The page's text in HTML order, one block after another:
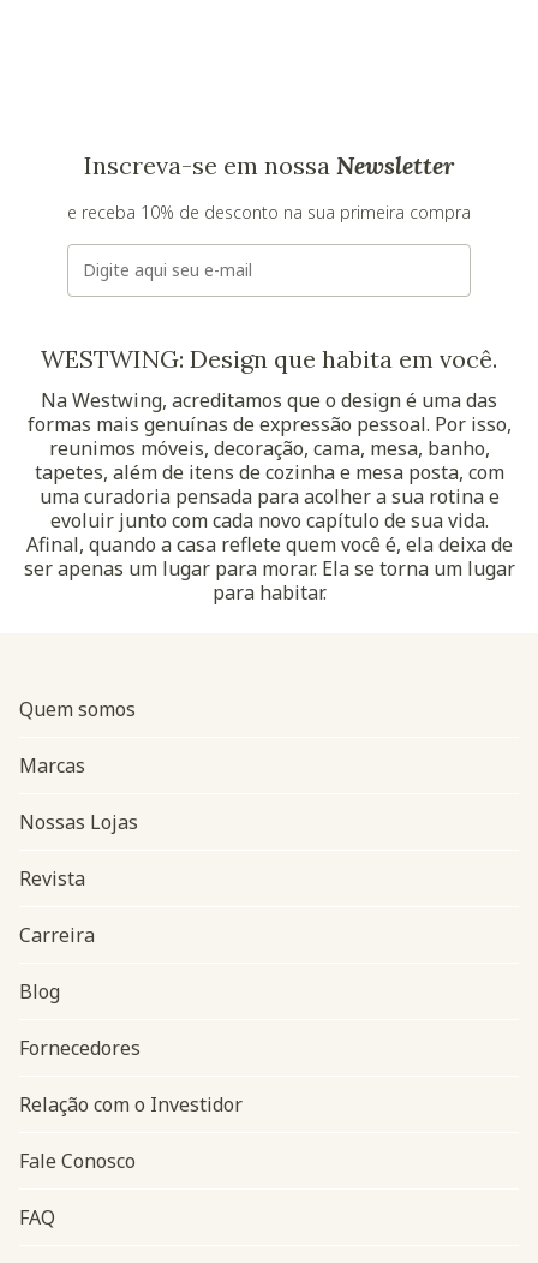
Inscreva-se em nossa Newsletter
e receba 10% de desconto na sua primeira compra
E-mail
WESTWING: Design que habita em você.
Na Westwing, acreditamos que o design é uma das
formas mais genuínas de expressão pessoal. Por isso,
reunimos móveis, decoração, cama, mesa, banho,
tapetes, além de itens de cozinha e mesa posta, com
uma curadoria pensada para acolher a sua rotina e
evoluir junto com cada novo capítulo de sua vida.
Afinal, quando a casa reflete quem você é, ela deixa de
ser apenas um lugar para morar. Ela se torna um lugar
para habitar.
Navegação do rodapé
Quem somos
Marcas
Nossas Lojas
Revista
Carreira
Blog
Fornecedores
Relação com o Investidor
Fale Conosco
FAQ